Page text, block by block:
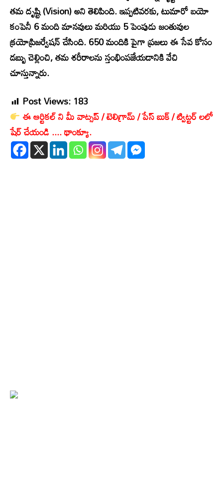
తమ దృష్టి (Vision) అని తెలిపింది. ఇప్పటివరకు, టుమారో బయో
కంపెనీ 6 మంది మానవులు మరియు 5 పెంపుడు జంతువుల
క్రయోప్రిజర్వేషన్ చేసింది. 650 మందికి పైగా ప్రజలు ఈ సేవ కోసం
డబ్బు చెల్లించి, తమ శరీరాలను స్తంభింపజేయడానికి వేచి
చూస్తున్నారు.
Post Views:183
ఈ ఆర్టికల్ ని మీ వాట్సప్ / టెలిగ్రామ్ / పేస్ బుక్ / ట్విట్టర్ లలో
షేర్ చేయండి .... థాంక్యూ.